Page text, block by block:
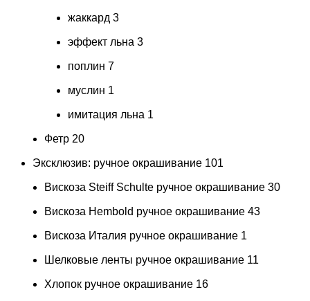
жаккард 3
эффект льна 3
поплин 7
муслин 1
имитация льна 1
Фетр 20
Эксклюзив: ручное окрашивание 101
Вискоза Steiff Schulte ручное окрашивание 30
Вискоза Hembold ручное окрашивание 43
Вискоза Италия ручное окрашивание 1
Шелковые ленты ручное окрашивание 11
Хлопок ручное окрашивание 16